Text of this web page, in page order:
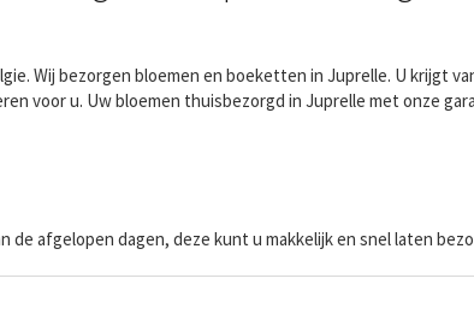
Wij bezorgen bloemen en boeketten in Juprelle. U krijgt
voor u. Uw bloemen thuisbezorgd in Juprelle met onze
afgelopen dagen, deze kunt u makkelijk en snel laten